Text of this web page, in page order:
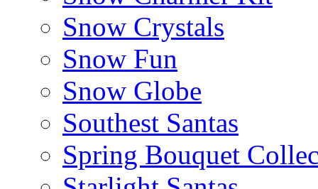
Snow Crystals
Snow Fun
Snow Globe
Southest Santas
Spring Bouquet